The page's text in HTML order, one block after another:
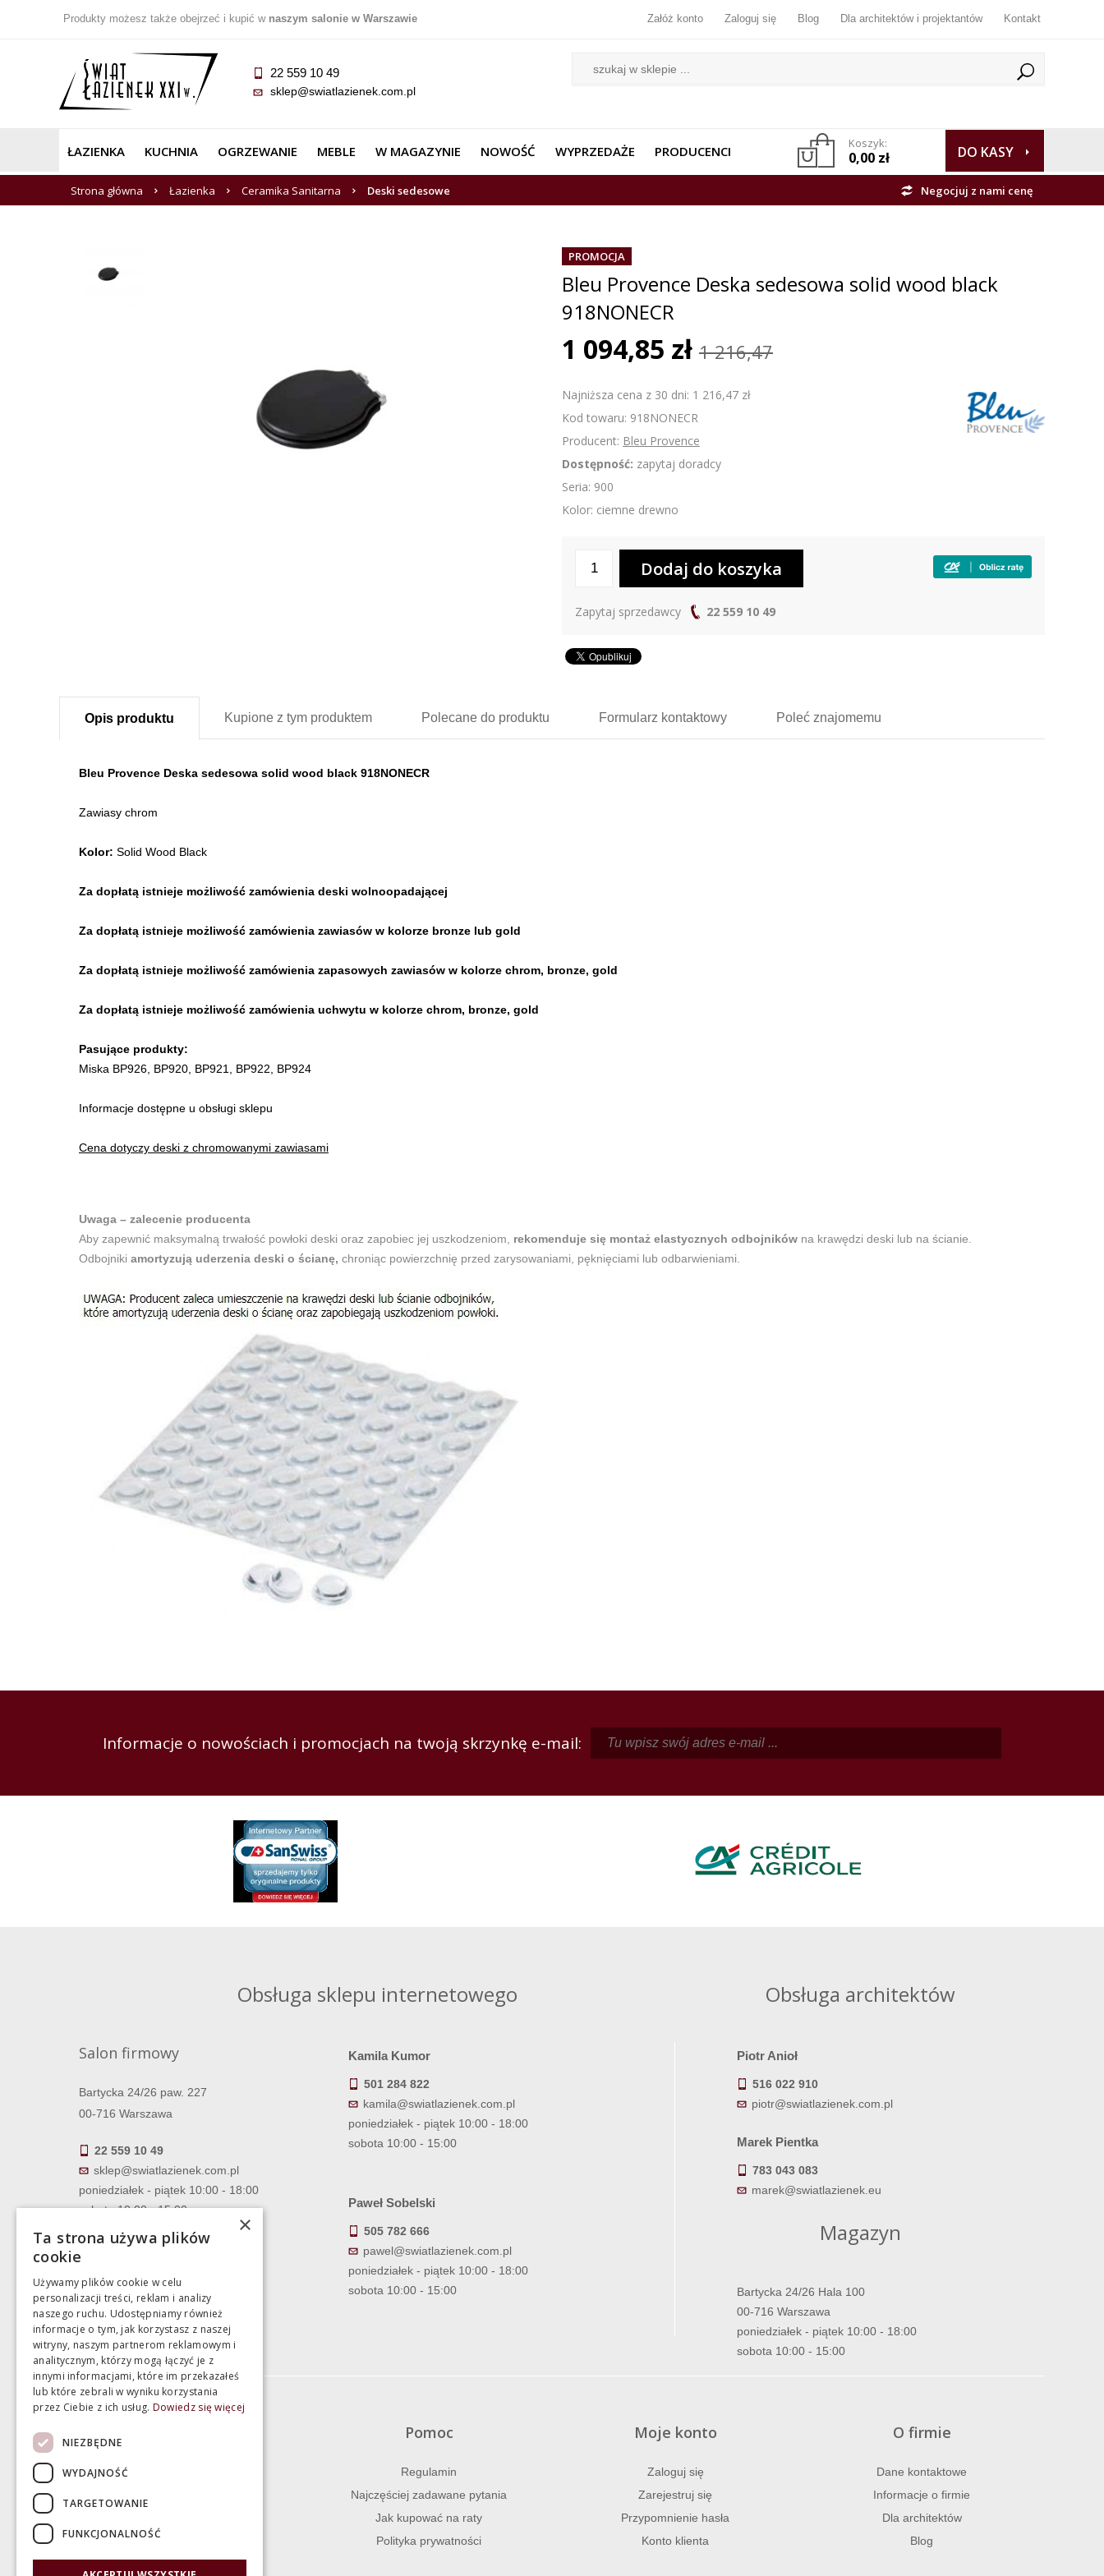
Produkty możesz także obejrzeć i kupić w naszym salonie w Warszawie Załóż konto Zaloguj się Blog Dla architektów i projektantów Kontakt
22 559 10 49
sklep@swiatlazienek.com.pl
ŁAZIENKA KUCHNIA OGRZEWANIE MEBLE W MAGAZYNIE NOWOŚĆ WYPRZEDAŻE PRODUCENCI Koszyk:
0,00 zł DO KASY
Strona główna Łazienka Ceramika Sanitarna Deski sedesowe Negocjuj z nami cenę
PROMOCJA
Bleu Provence Deska sedesowa solid wood black
918NONECR
1 094,85 zł 1 216,47
Najniższa cena z 30 dni: 1 216,47 zł
Kod towaru: 918NONECR
Producent: Bleu Provence
Dostępność: zapytaj doradcy
Seria: 900
Kolor: ciemne drewno
Zapytaj sprzedawcy 22 559 10 49
Opis produktu Kupione z tym produktem Polecane do produktu Formularz kontaktowy Poleć znajomemu
Bleu Provence Deska sedesowa solid wood black 918NONECR
Zawiasy chrom
Kolor: Solid Wood Black
Za dopłatą istnieje możliwość zamówienia deski wolnoopadającej
Za dopłatą istnieje możliwość zamówienia zawiasów w kolorze bronze lub gold
Za dopłatą istnieje możliwość zamówienia zapasowych zawiasów w kolorze chrom, bronze, gold
Za dopłatą istnieje możliwość zamówienia uchwytu w kolorze chrom, bronze, gold
Pasujące produkty:
Miska BP926, BP920, BP921, BP922, BP924
Informacje dostępne u obsługi sklepu
Cena dotyczy deski z chromowanymi zawiasami
Uwaga – zalecenie producenta
Aby zapewnić maksymalną trwałość powłoki deski oraz zapobiec jej uszkodzeniom, rekomenduje się montaż elastycznych odbojników na krawędzi deski lub na ścianie.
Odbojniki amortyzują uderzenia deski o ścianę, chroniąc powierzchnię przed zarysowaniami, pęknięciami lub odbarwieniami.
Informacje o nowościach i promocjach na twoją skrzynkę e-mail:
Obsługa sklepu internetowego
Salon firmowy
Bartycka 24/26 paw. 227
00-716 Warszawa
22 559 10 49
sklep@swiatlazienek.com.pl
poniedziałek - piątek 10:00 - 18:00
sobota 10:00 - 15:00
Kamila Kumor
501 284 822
kamila@swiatlazienek.com.pl
poniedziałek - piątek 10:00 - 18:00
sobota 10:00 - 15:00
Paweł Sobelski
505 782 666
pawel@swiatlazienek.com.pl
poniedziałek - piątek 10:00 - 18:00
sobota 10:00 - 15:00
Obsługa architektów
Piotr Anioł
516 022 910
piotr@swiatlazienek.com.pl
Marek Pientka
783 043 083
marek@swiatlazienek.eu
Magazyn
Bartycka 24/26 Hala 100
00-716 Warszawa
poniedziałek - piątek 10:00 - 18:00
sobota 10:00 - 15:00
Termin realizacji zamówienia
Gwarancja i serwis
Zwrot towaru
Pomoc
Regulamin
Najczęściej zadawane pytania
Jak kupować na raty
Polityka prywatności
Moje konto
Zaloguj się
Zarejestruj się
Przypomnienie hasła
Konto klienta
O firmie
Dane kontaktowe
Informacje o firmie
Dla architektów
Blog
×
Ta strona używa plików
cookie
Używamy plików cookie w celu
personalizacji treści, reklam i analizy
naszego ruchu. Udostępniamy również
informacje o tym, jak korzystasz z naszej
witryny, naszym partnerom reklamowym i
analitycznym, którzy mogą łączyć je z
innymi informacjami, które im przekazałeś
lub które zebrali w wyniku korzystania
przez Ciebie z ich usług. Dowiedz się więcej
NIEZBĘDNE
WYDAJNOŚĆ
TARGETOWANIE
FUNKCJONALNOŚĆ